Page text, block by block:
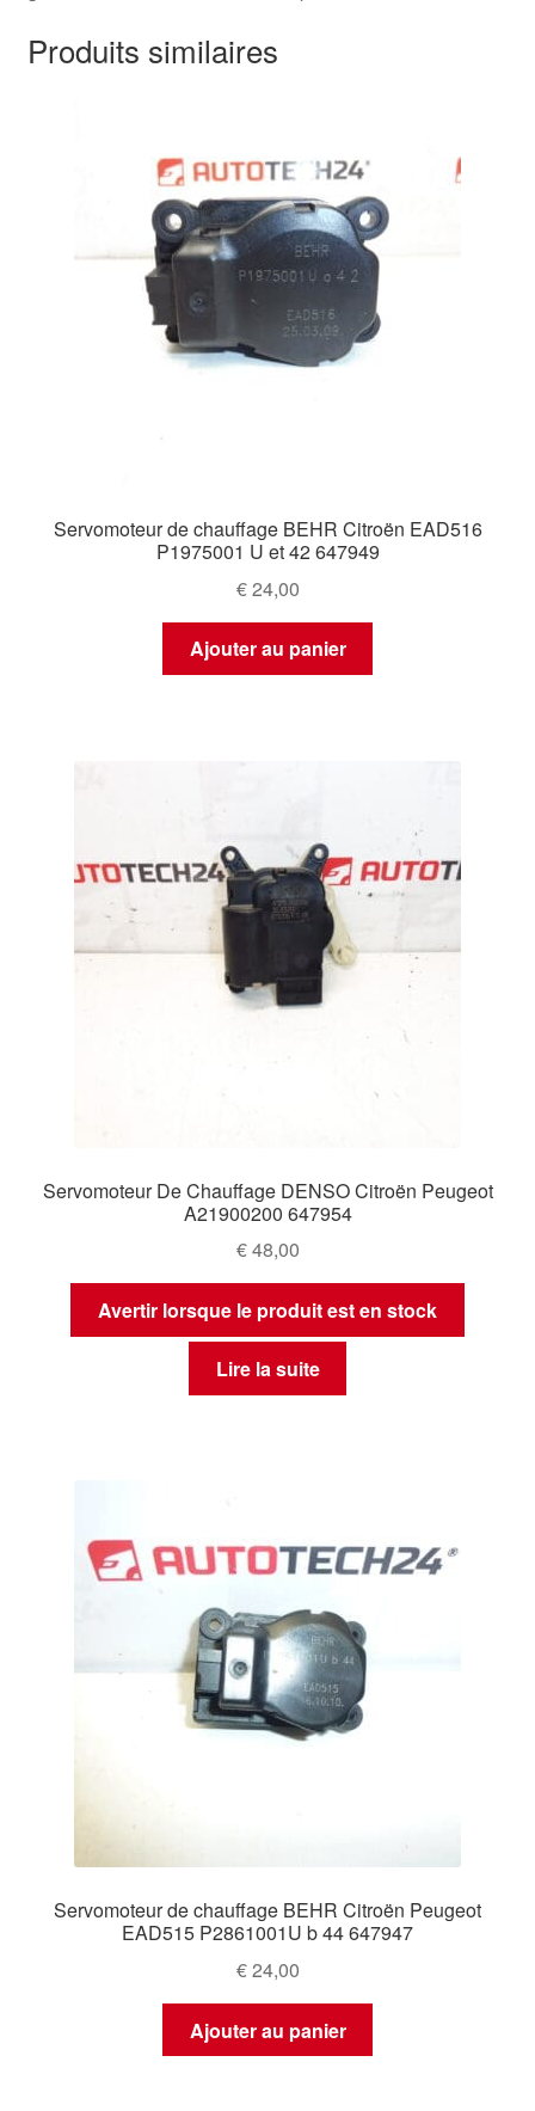
Produits similaires
Servomoteur de chauffage BEHR Citroën EAD516
P1975001 U et 42 647949
€24,00
Ajouter au panier
Servomoteur De Chauffage DENSO Citroën Peugeot
A21900200 647954
€48,00
Avertir lorsque le produit est en stock
Lire la suite
Servomoteur de chauffage BEHR Citroën Peugeot
EAD515 P2861001U b 44 647947
€24,00
Ajouter au panier